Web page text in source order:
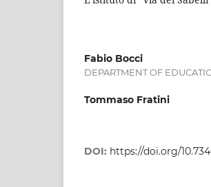
Fabio Bocci
DEPARTMENT OF
Tommaso Fratini
DOI: https://doi.org/